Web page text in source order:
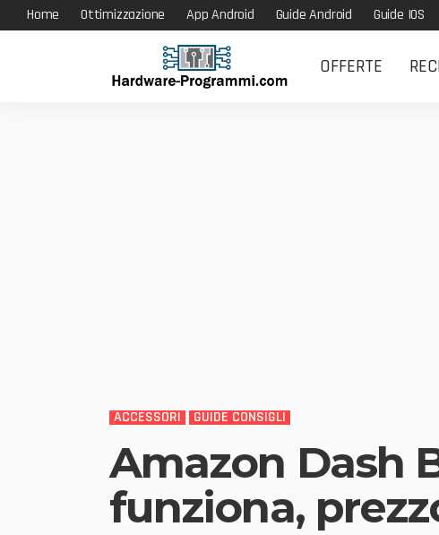
Home Ottimizzazione App Android Guide Android Guide IOS
OFFERTE
ACCESSORI GUIDE CONSIGLI
Amazon Dash
funziona,